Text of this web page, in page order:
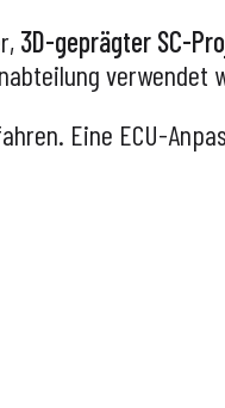
3D-geprägter SC-
verwendet
Eine ECU-